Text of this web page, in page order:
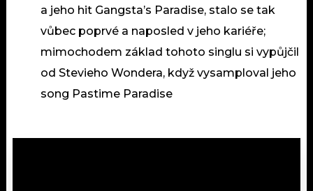
a jeho hit Gangsta’s Paradise, stalo se tak
vůbec poprvé a naposled v jeho kariéře;
mimochodem základ tohoto singlu si vypůjčil
od Stevieho Wondera, když vysamploval jeho
song Pastime Paradise